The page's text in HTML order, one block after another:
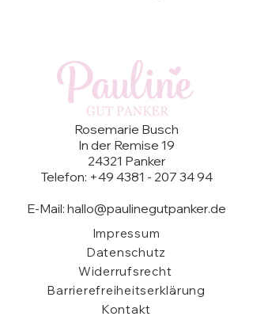
Rosemarie Busch
In der Remise 19
24321 Panker
Telefon: +49 4381 - 207 34 94
E-Mail: hallo@paulinegutpanker.de
Impressum
Datenschutz
Widerrufsrecht
Barrierefreiheitserklärung
Kontakt